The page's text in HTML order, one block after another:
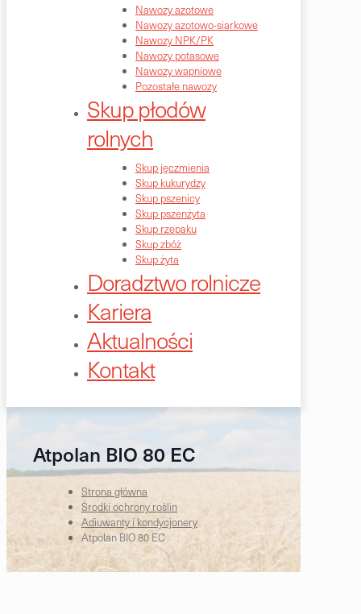
Nawozy azotowe
Nawozy azotowo-siarkowe
Nawozy NPK/PK
Nawozy potasowe
Nawozy wapniowe
Pozostałe nawozy
Skup płodów
rolnych
Skup jęczmienia
Skup kukurydzy
Skup pszenicy
Skup pszenżyta
Skup rzepaku
Skup zbóż
Skup żyta
Doradztwo rolnicze
Kariera
Aktualności
Kontakt
Atpolan BIO 80 EC
Strona główna
Środki ochrony roślin
Adiuwanty i kondycjonery
Atpolan BIO 80 EC